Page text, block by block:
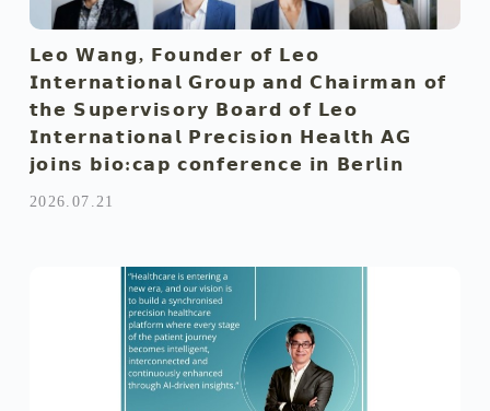
𝗟𝗲𝗼 𝗪𝗮𝗻𝗴, 𝗙𝗼𝘂𝗻𝗱𝗲𝗿 𝗼𝗳 𝗟𝗲𝗼
𝗜𝗻𝘁𝗲𝗿𝗻𝗮𝘁𝗶𝗼𝗻𝗮𝗹 𝗚𝗿𝗼𝘂𝗽 𝗮𝗻𝗱 𝗖𝗵𝗮𝗶𝗿𝗺𝗮𝗻 𝗼𝗳
𝘁𝗵𝗲 𝗦𝘂𝗽𝗲𝗿𝘃𝗶𝘀𝗼𝗿𝘆 𝗕𝗼𝗮𝗿𝗱 𝗼𝗳 𝗟𝗲𝗼
𝗜𝗻𝘁𝗲𝗿𝗻𝗮𝘁𝗶𝗼𝗻𝗮𝗹 𝗣𝗿𝗲𝗰𝗶𝘀𝗶𝗼𝗻 𝗛𝗲𝗮𝗹𝘁𝗵 𝗔𝗚
𝗷𝗼𝗶𝗻𝘀 𝗯𝗶𝗼:𝗰𝗮𝗽 𝗰𝗼𝗻𝗳𝗲𝗿𝗲𝗻𝗰𝗲 𝗶𝗻 𝗕𝗲𝗿𝗹𝗶𝗻
2026.07.21